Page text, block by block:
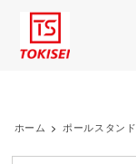
ホーム > ポールスタンド